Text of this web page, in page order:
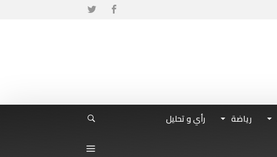
رياضة
رأي و تحليل